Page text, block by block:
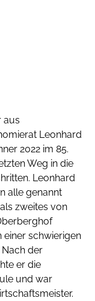
aus
Leonhard
2022 im 85.
Weg in die
Leonhard
alle genannt
zweites von
schwierigen
der
er die
und war